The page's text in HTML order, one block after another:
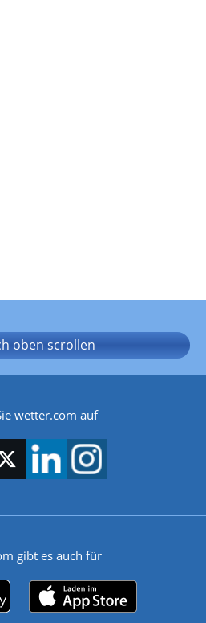
oben scrollen
wetter.com auf
gibt es auch für